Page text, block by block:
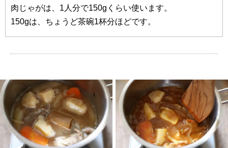
肉じゃがは、1人分で150gくらい使います。
150gは、ちょうど茶碗1杯分ほどです。